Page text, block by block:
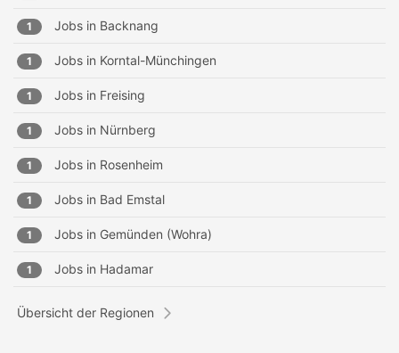
1 Jobs in Backnang
1 Jobs in Korntal-Münchingen
1 Jobs in Freising
1 Jobs in Nürnberg
1 Jobs in Rosenheim
1 Jobs in Bad Emstal
1 Jobs in Gemünden (Wohra)
1 Jobs in Hadamar
Übersicht der Regionen